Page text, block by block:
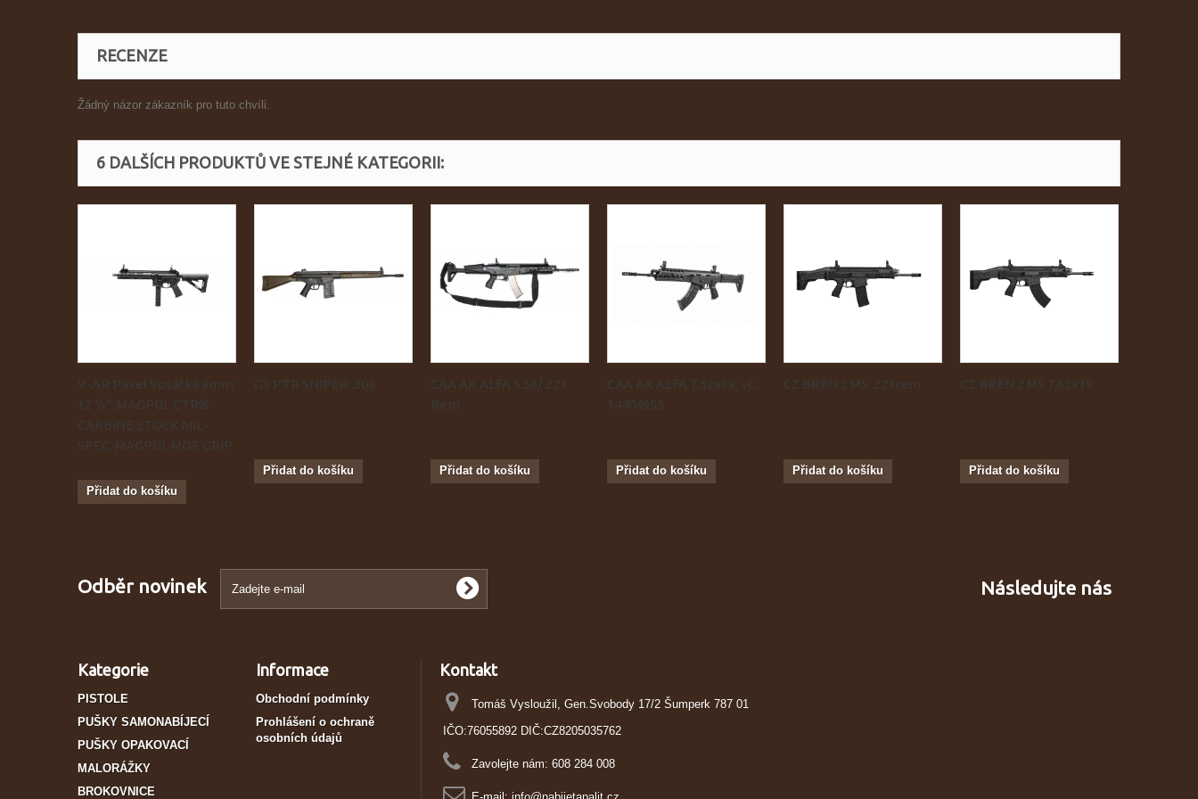
RECENZE
Žádný názor zákazník pro tuto chvíli.
6 DALŠÍCH PRODUKTŮ VE STEJNÉ KATEGORII:
V-AR Pavel Vosátka 9mm
12 ½", MAGPUL CTR®
CARBINE STOCK MIL-
SPEC, MAGPUL MOE GRIP
Přidat do košíku
G3 PTR SNIPER .308
Přidat do košíku
CAA AK ALFA 5.56/.223
Rem
Přidat do košíku
CAA AK ALFA 7,62x39, vč.:
14404955
Přidat do košíku
CZ BREN 2 MS .223rem
Přidat do košíku
CZ BREN 2 MS 7,62x39
Přidat do košíku
Odběr novinek Následujte nás
Kategorie
PISTOLE
PUŠKY SAMONABÍJECÍ
PUŠKY OPAKOVACÍ
MALORÁŽKY
BROKOVNICE
Informace
Obchodní podmínky
Prohlášení o ochraně
osobních údajů
Kontakt
Tomáš Vysloužil, Gen.Svobody 17/2 Šumperk 787 01
IČO:76055892 DIČ:CZ8205035762
Zavolejte nám: 608 284 008